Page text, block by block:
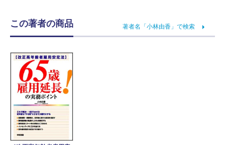
この著者の商品 著者名「小林由香」で検索